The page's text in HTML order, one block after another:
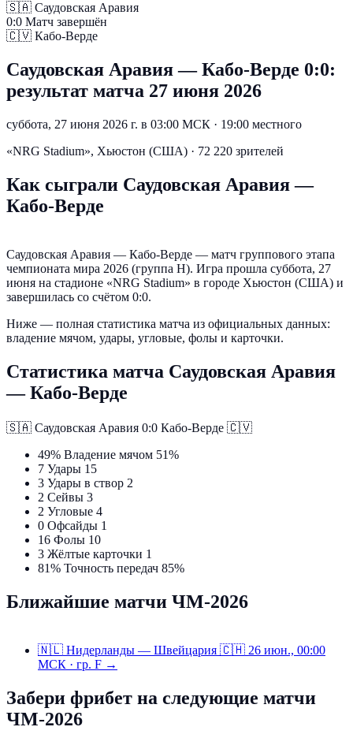
🇸🇦 Саудовская Аравия
0:0 Матч завершён
🇨🇻 Кабо-Верде
Саудовская Аравия — Кабо-Верде 0:0:
результат матча 27 июня 2026
суббота, 27 июня 2026 г. в 03:00 МСК · 19:00 местного
«NRG Stadium», Хьюстон (США) · 72 220 зрителей
Как сыграли Саудовская Аравия —
Кабо-Верде
Саудовская Аравия — Кабо-Верде — матч группового этапа
чемпионата мира 2026 (группа H). Игра прошла суббота, 27
июня на стадионе «NRG Stadium» в городе Хьюстон (США) и
завершилась со счётом 0:0.
Ниже — полная статистика матча из официальных данных:
владение мячом, удары, угловые, фолы и карточки.
Статистика матча Саудовская Аравия
— Кабо-Верде
🇸🇦 Саудовская Аравия 0:0 Кабо-Верде 🇨🇻
49% Владение мячом 51%
7 Удары 15
3 Удары в створ 2
2 Сейвы 3
2 Угловые 4
0 Офсайды 1
16 Фолы 10
3 Жёлтые карточки 1
81% Точность передач 85%
Ближайшие матчи ЧМ-2026
🇳🇱 Нидерланды — Швейцария 🇨🇭 26 июн., 00:00
МСК · гр. F →
Забери фрибет на следующие матчи
ЧМ-2026